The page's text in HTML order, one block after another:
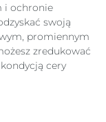
i ochronie
swoją
promiennym
zredukować
cery